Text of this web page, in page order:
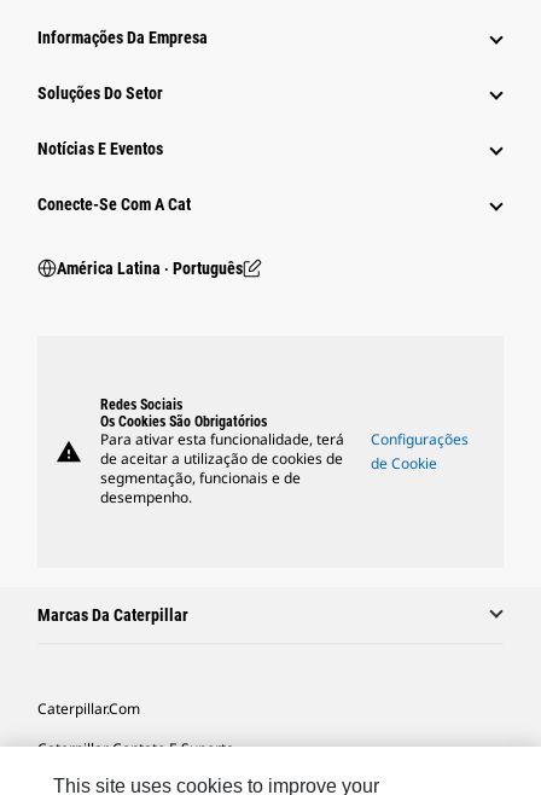
Informações Da Empresa
Soluções Do Setor
Notícias E Eventos
Conecte-Se Com A Cat
América Latina ‧ Português
warning
Redes Sociais
Os Cookies São Obrigatórios
Para ativar esta funcionalidade, terá
de aceitar a utilização de cookies de
segmentação, funcionais e de
desempenho.
Configurações
de Cookie
Marcas Da Caterpillar
Caterpillar.com
Caterpillar Contato E Suporte
Minhas Preferências De Marketing
This site uses cookies to improve your